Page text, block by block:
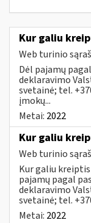
Kur galiu
Web turinio
Dėl pajamų
deklaravimo
svetainė; tel.
įmokų...
Metai: 2022
Kur galiu
Web turinio
Kur galiu
pajamų pagal
deklaravimo
svetainė; tel.
Metai: 2022